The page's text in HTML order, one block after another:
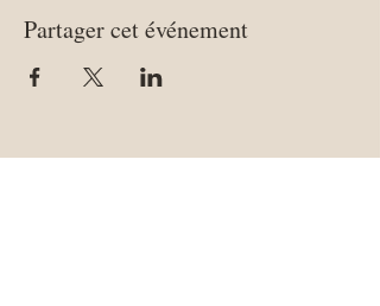
Partager cet événement